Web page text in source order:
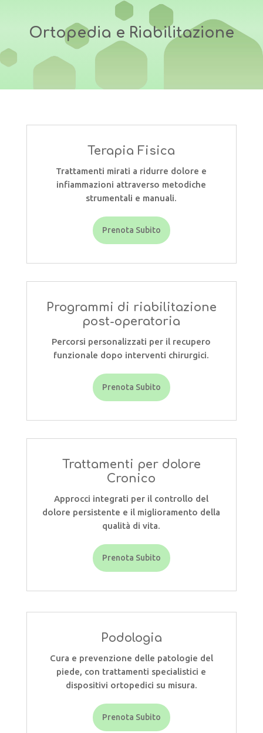
Ortopedia e Riabilitazione
Terapia Fisica
Trattamenti mirati a ridurre dolore e
infiammazioni attraverso metodiche
strumentali e manuali.
Prenota Subito
Programmi di riabilitazione
post-operatoria
Percorsi personalizzati per il recupero
funzionale dopo interventi chirurgici.
Prenota Subito
Trattamenti per dolore
Cronico
Approcci integrati per il controllo del
dolore persistente e il miglioramento della
qualità di vita.
Prenota Subito
Podologia
Cura e prevenzione delle patologie del
piede, con trattamenti specialistici e
dispositivi ortopedici su misura.
Prenota Subito